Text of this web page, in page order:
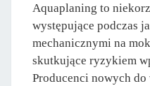
Aquaplaning to
występujące podczas
mechanicznymi na
skutkujące ryzykiem
Producenci nowych